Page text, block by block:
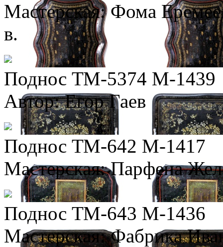
Мастерская: Фома
в.
Поднос ТМ-5374 М-1439
Автор: Егор Гаев
Поднос ТМ-642 М-1417
Мастерская: Парфена
Поднос ТМ-643 М-1436
Мастерская: Фабрика